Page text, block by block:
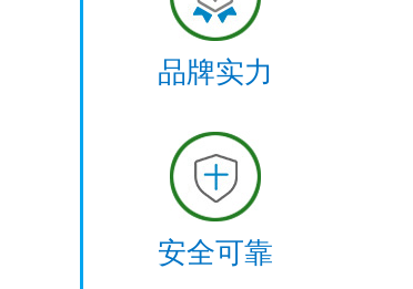
品牌实力
安全可靠